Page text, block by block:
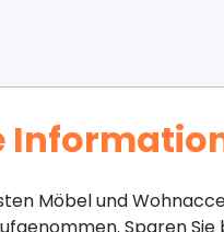
Möbel und